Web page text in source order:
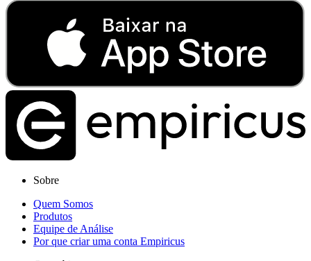
Sobre
Quem Somos
Produtos
Equipe de Análise
Por que criar uma conta Empiricus